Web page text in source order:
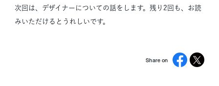
次回は、デザイナーについての話をします。残り2回も、お読
みいただけるとうれしいです。
Share on